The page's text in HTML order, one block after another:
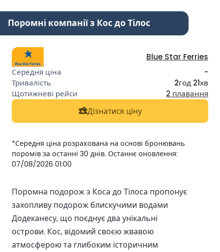
Поромні компанії з Кос до Тілос
Blue Star Ferries
-
2год 21хв
2 плавання
Дізнатися ціну
*Середня ціна розрахована на основі бронювань
поромів за останні 30 днів. Останнє оновлення:
07/08/2026 01:00
Поромна подорож з Коса до Тілоса пропонує
захопливу подорож блискучими водами
Додеканесу, що поєднує два унікальні
острови. Кос, відомий своєю жвавою
атмосферою та глибоким історичним